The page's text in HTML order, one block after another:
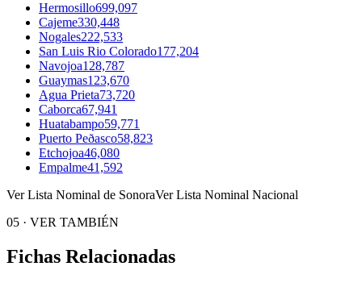
Hermosillo699,097
Cajeme330,448
Nogales222,533
San Luis Rio Colorado177,204
Navojoa128,787
Guaymas123,670
Agua Prieta73,720
Caborca67,941
Huatabampo59,771
Puerto Peðasco58,823
Etchojoa46,080
Empalme41,592
Ver Lista Nominal de SonoraVer Lista Nominal Nacional
05 · VER TAMBIÉN
Fichas Relacionadas